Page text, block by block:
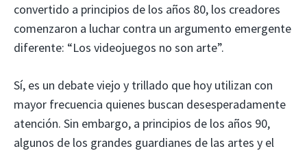
convertido a principios de los años 80, los creadores
comenzaron a luchar contra un argumento emergente
diferente: “Los videojuegos no son arte”.
Sí, es un debate viejo y trillado que hoy utilizan con
mayor frecuencia quienes buscan desesperadamente
atención. Sin embargo, a principios de los años 90,
algunos de los grandes guardianes de las artes y el